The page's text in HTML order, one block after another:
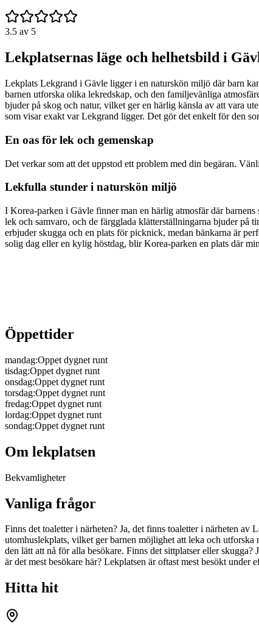
3.5 av 5
Lekplatsernas läge och helhetsbild i
Lekplats Lekgrand i Gävle ligger i en naturskön miljö där barn
barnen utforska olika lekredskap, och den familjevänliga
bjuder på skog och natur, vilket ger en härlig känsla av att vara
som visar exakt var Lekgrand ligger. Det gör det enkelt för den
En oas för lek och gemenskap
Det verkar som att det uppstod ett problem med din begäran.
Lekfulla stunder i naturskön miljö
I Korea-parken i Gävle finner man en härlig atmosfär där
lek och samvaro, och de färgglada klätterställningarna bjuder på
erbjuder skugga och en plats för picknick, medan bänkarna är
solig dag eller en kylig höstdag, blir Korea-parken en plats där
Öppettider
mandag:Oppet dygnet runt
tisdag:Oppet dygnet runt
onsdag:Oppet dygnet runt
torsdag:Oppet dygnet runt
fredag:Oppet dygnet runt
lordag:Oppet dygnet runt
sondag:Oppet dygnet runt
Om lekplatsen
Bekvamligheter
Vanliga frågor
Finns det toaletter i närheten? Ja, det finns toaletter i närheten
utomhuslekplats, vilket ger barnen möjlighet att leka och
den lätt att nå för alla besökare. Finns det sittplatser eller
är det mest besökare här? Lekplatsen är oftast mest besökt
Hitta hit